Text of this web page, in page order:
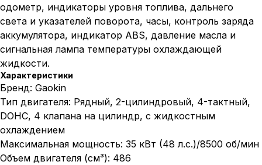
одометр, индикаторы уровня топлива, дальнего
света и указателей поворота, часы, контроль заряда
аккумулятора, индикатор ABS, давление масла и
сигнальная лампа температуры охлаждающей
жидкости.
Характеристики
Бренд: Gaokin
Тип двигателя: Рядный, 2-цилиндровый, 4-тактный,
DOHC, 4 клапана на цилиндр, с жидкостным
охлаждением
Максимальная мощность: 35 кВт (48 л.с.)/8500 об/мин
Объем двигателя (см³): 486